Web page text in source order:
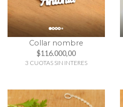
Collar nombre
$116.000,00
3 CUOTAS SIN INTERES